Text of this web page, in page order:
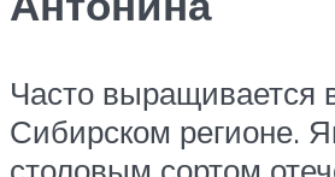
Часто выращивается
Сибирском регионе.